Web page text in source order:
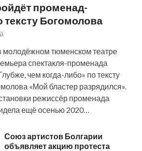
променад-
тексту Богомолова
молодёжном тюменском театре
спектакля-променада
чем когда-либо» по тексту
«Мой бластер разрядился».
режиссёр променада
ещё осенью 2020…
Союз артистов Болгарии
объявляет акцию протеста